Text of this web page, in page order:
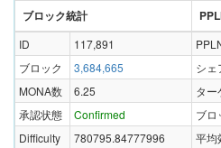
ブロック統計
ID 117,891
ブロック
3,684,665 シェ
MONA数
6.25 ター
承認状態
Confirmed ブロ
Difficulty
780795.84777996 平均